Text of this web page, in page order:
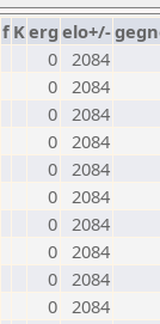
f Kerg elo+/-
0 2084
0 2084
0 2084
0 2084
0 2084
0 2084
0 2084
0 2084
0 2084
0 2084